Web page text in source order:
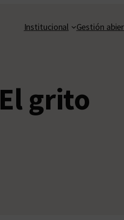
Institucional Gestión
El grito